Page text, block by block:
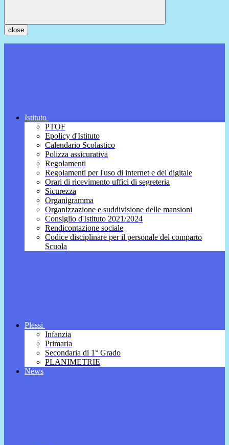
close
Istituto
PTOF
Epolicy d'Istituto
Calendario Scolastico
Polizza assicurativa
Regolamenti
Regolamenti per l'uso di internet e del digitale
Orari di ricevimento uffici di segreteria
Sicurezza
Organigramma
Organizzazione e suddivisione delle mansioni
Consiglio d'Istituto 2021/2024
Rendicontazione sociale
Codice disciplinare per il personale del comparto
Scuola
Plessi
Infanzia
Primaria
Secondaria di 1° Grado
PLANIMETRIE
News